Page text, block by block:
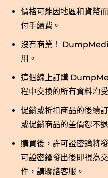
價格可能因地區和貨幣
付手續費。
沒有商業！
用。
這個線上訂購
程中交換的所有資料均
促銷或折扣商品的後續
或促銷商品的差價恕不退
購買後，許可證密鑰將
可證密鑰發出後即視為
件，請聯絡客服。